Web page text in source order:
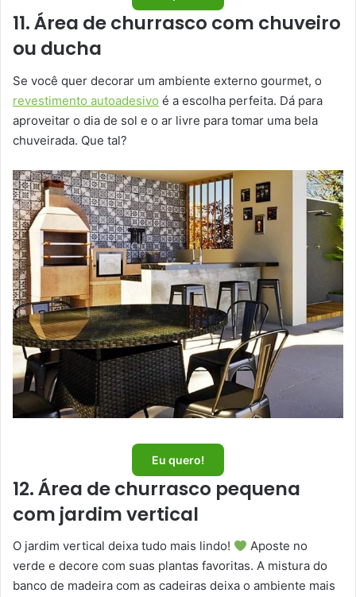
11. Área de churrasco com chuveiro
ou ducha
Se você quer decorar um ambiente externo gourmet, o
revestimento autoadesivo é a escolha perfeita. Dá para
aproveitar o dia de sol e o ar livre para tomar uma bela
chuveirada. Que tal?
Eu quero!
12. Área de churrasco pequena
com jardim vertical
O jardim vertical deixa tudo mais lindo!
Aposte no
verde e decore com suas plantas favoritas. A mistura do
banco de madeira com as cadeiras deixa o ambiente mais